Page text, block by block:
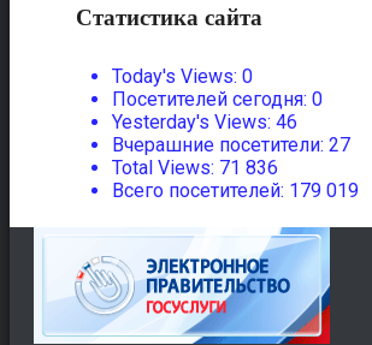
Статистика сайта
Today's Views: 0
Посетителей сегодня: 0
Yesterday's Views: 46
Вчерашние посетители: 27
Total Views: 71 836
Всего посетителей: 179 019